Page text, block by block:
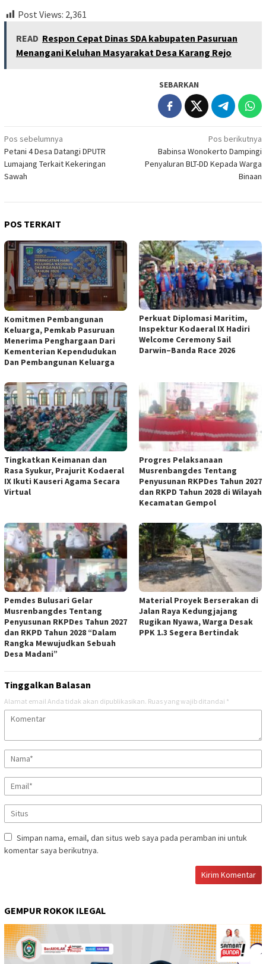
Post Views: 2,361
READ Respon Cepat Dinas SDA kabupaten Pasuruan
Menangani Keluhan Masyarakat Desa Karang Rejo
SEBARKAN
Navigasi
pos
Pos sebelumnya
Petani 4 Desa Datangi DPUTR
Lumajang Terkait Kekeringan
Sawah
Pos berikutnya
Babinsa Wonokerto Dampingi
Penyaluran BLT-DD Kepada Warga
Binaan
POS TERKAIT
Komitmen Pembangunan
Keluarga, Pemkab Pasuruan
Menerima Penghargaan Dari
Kementerian Kependudukan
Dan Pembangunan Keluarga
Perkuat Diplomasi Maritim,
Inspektur Kodaeral IX Hadiri
Welcome Ceremony Sail
Darwin–Banda Race 2026
Tingkatkan Keimanan dan
Rasa Syukur, Prajurit Kodaeral
IX Ikuti Kauseri Agama Secara
Virtual
Progres Pelaksanaan
Musrenbangdes Tentang
Penyusunan RKPDes Tahun 2027
dan RKPD Tahun 2028 di Wilayah
Kecamatan Gempol
Pemdes Bulusari Gelar
Musrenbangdes Tentang
Penyusunan RKPDes Tahun 2027
dan RKPD Tahun 2028 “Dalam
Rangka Mewujudkan Sebuah
Desa Madani”
Material Proyek Berserakan di
Jalan Raya Kedungjajang
Rugikan Nyawa, Warga Desak
PPK 1.3 Segera Bertindak
Tinggalkan Balasan
Alamat email Anda tidak akan dipublikasikan. Ruas yang wajib ditandai *
Simpan nama, email, dan situs web saya pada peramban ini untuk
komentar saya berikutnya.
GEMPUR ROKOK ILEGAL